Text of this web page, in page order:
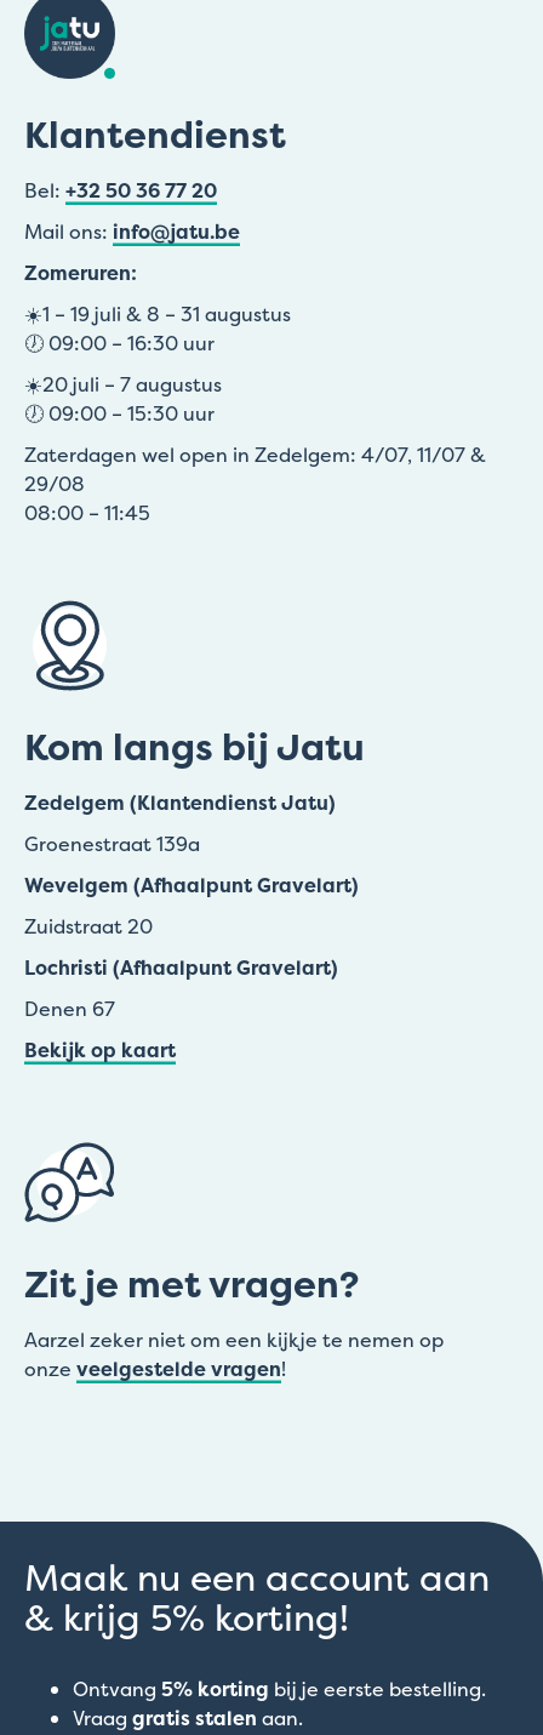
Klantendienst
Bel: +32 50 36 77 20
Mail ons: info@jatu.be
Zomeruren:
☀️1 – 19 juli & 8 – 31 augustus
🕖 09:00 – 16:30 uur
☀️20 juli – 7 augustus
🕖 09:00 – 15:30 uur
Zaterdagen wel open in Zedelgem: 4/07, 11/07 &
29/08
08:00 – 11:45
Kom langs bij Jatu
Zedelgem (Klantendienst Jatu)
Groenestraat 139a
Wevelgem (Afhaalpunt Gravelart)
Zuidstraat 20
Lochristi (Afhaalpunt Gravelart)
Denen 67
Bekijk op kaart
Zit je met vragen?
Aarzel zeker niet om een kijkje te nemen op
onze veelgestelde vragen!
Maak nu een account aan
& krijg 5% korting!
Ontvang 5% korting bij je eerste bestelling.
Vraag gratis stalen aan.